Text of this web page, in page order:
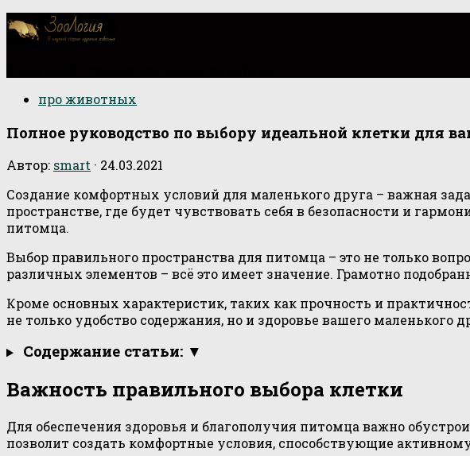
про животных
Полное руководство по выбору идеальной клетки для
Автор: smart · 24.03.2021
Создание комфортных условий для маленького друга – важная
пространстве, где будет чувствовать себя в безопасности и
питомца.
Выбор правильного пространства для питомца – это не только
различных элементов – всё это имеет значение. Грамотно
Кроме основных характеристик, таких как прочность и
не только удобство содержания, но и здоровье вашего маленького
Содержание статьи: ▼
Важность правильного выбора клетки
Для обеспечения здоровья и благополучия питомца важно
позволит создать комфортные условия, способствующие